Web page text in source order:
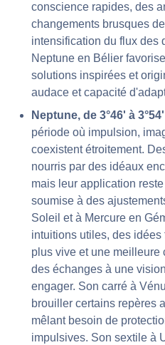
conscience rapides, des
changements brusques
intensification du flux des
Neptune en Bélier
solutions inspirées et
audace et capacité
Neptune, de 3°46' à
période où impulsion,
coexistent étroitement.
nourris par des idéaux
mais leur application
soumise à des
Soleil et à Mercure en
intuitions utiles, des
plus vive et une
des échanges à une
engager. Son carré à
brouiller certains repères
mêlant besoin de
impulsives. Son sextile à